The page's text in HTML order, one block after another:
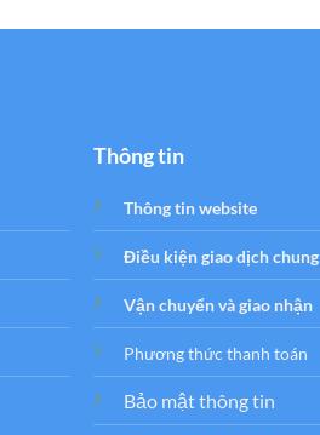
Thông tin
Thông tin website
Điều kiện giao dịch chung
Vận chuyển và giao nhận
Phương thức thanh toán
Bảo mật thông tin